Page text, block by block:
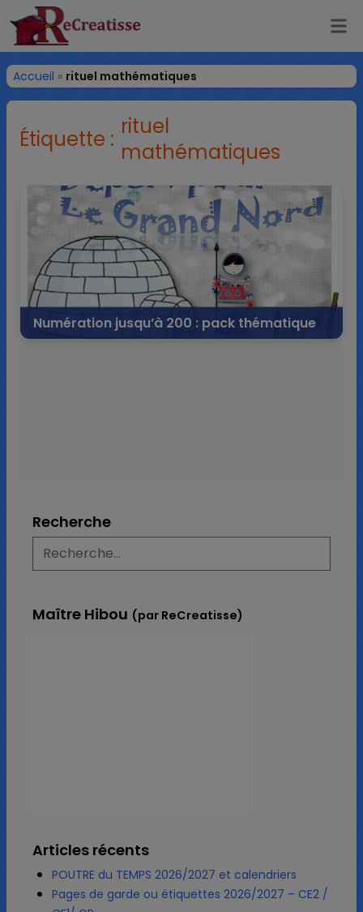
ReCreatisse
Accueil » rituel mathématiques
Étiquette : rituel
mathématiques
Numération jusqu’à 200 : pack thématique
Recherche
Maître Hibou (par ReCreatisse)
Articles récents
POUTRE du TEMPS 2026/2027 et calendriers
Pages de garde ou étiquettes 2026/2027 – CE2 /